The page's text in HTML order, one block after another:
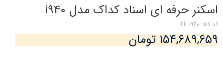
اسکنر حرفه ای اسناد کداک مدل i940
کد کالا: TE i940
۱۵۴,۶۸۹,۶۵۹ تومان